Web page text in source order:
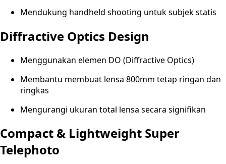
Mendukung handheld shooting untuk subjek statis
Diffractive Optics Design
Menggunakan elemen DO (Diffractive Optics)
Membantu membuat lensa 800mm tetap ringan dan
ringkas
Mengurangi ukuran total lensa secara signifikan
Compact & Lightweight Super
Telephoto